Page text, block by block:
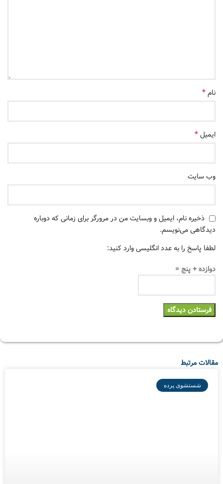
نام*
ایمیل*
وب‌ سایت
ذخیره نام، ایمیل و وبسایت من در مرورگر برای زمانی که دوباره
دیدگاهی می‌نویسم.
لطفا پاسخ را به عدد انگلیسی وارد کنید:
دوازده + پنج =
مقالات مرتبط
شستشوی پرده